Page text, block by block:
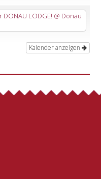
DONAU LODGE! @ Donau
Kalender anzeigen